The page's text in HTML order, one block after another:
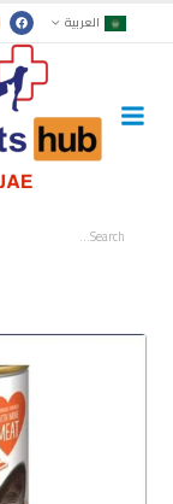
العربية